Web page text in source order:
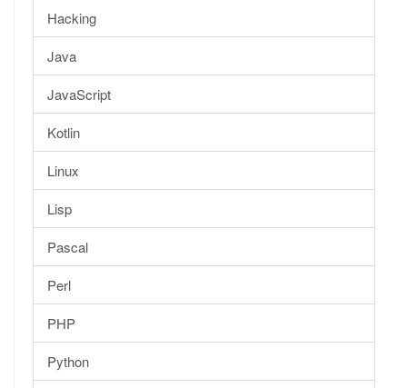
Hacking
Java
JavaScript
Kotlin
Linux
Lisp
Pascal
Perl
PHP
Python